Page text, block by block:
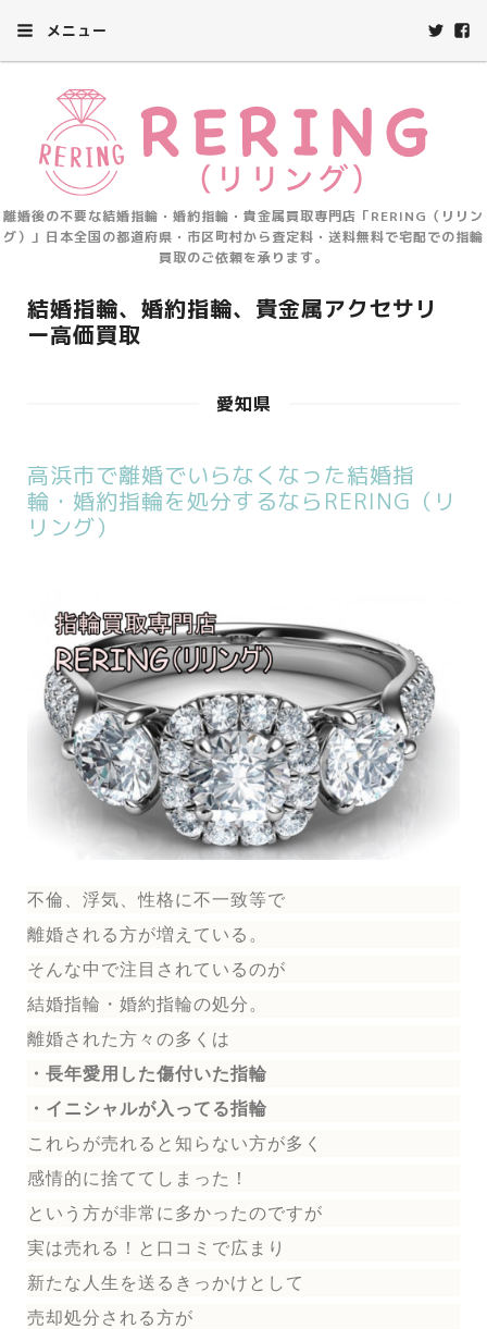
メニュー
離婚後の不要な結婚指輪・婚約指輪・貴金属買取専門店「RERING（リリン
グ）」日本全国の都道府県・市区町村から査定料・送料無料で宅配での指輪
買取のご依頼を承ります。
結婚指輪、婚約指輪、貴金属アクセサリ
ー高価買取
愛知県
高浜市で離婚でいらなくなった結婚指
輪・婚約指輪を処分するならRERING（リ
リング）
不倫、浮気、性格に不一致等で
離婚される方が増えている。
そんな中で注目されているのが
結婚指輪 ・婚約指輪の処分。
離婚された方々の多くは
・長年愛用した傷付いた指輪
・イニシャルが入ってる指輪
これらが売れると知らない方が多く
感情的に捨ててしまった！
という方が非常に多かったのですが
実は売れる！と口コミで広まり
新たな人生を送る きっかけとして
売却処分される方が